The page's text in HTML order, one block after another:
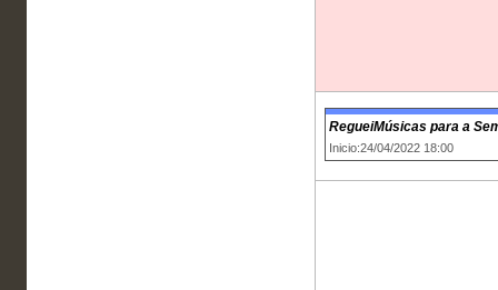
RegueiMúsicas para a
Inicio:24/04/2022 18:00